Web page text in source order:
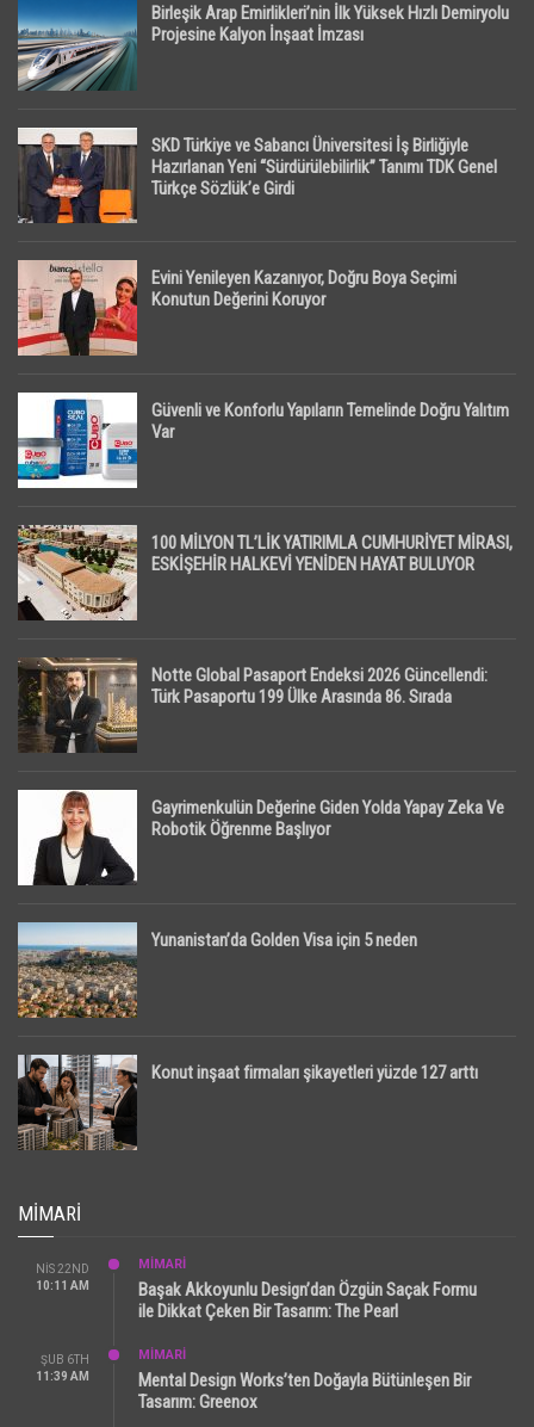
Birleşik Arap Emirlikleri’nin İlk Yüksek Hızlı Demiryolu
Projesine Kalyon İnşaat İmzası
SKD Türkiye ve Sabancı Üniversitesi İş Birliğiyle
Hazırlanan Yeni “Sürdürülebilirlik” Tanımı TDK Genel
Türkçe Sözlük’e Girdi
Evini Yenileyen Kazanıyor, Doğru Boya Seçimi
Konutun Değerini Koruyor
Güvenli ve Konforlu Yapıların Temelinde Doğru Yalıtım
Var
100 MİLYON TL’LİK YATIRIMLA CUMHURİYET MİRASI,
ESKİŞEHİR HALKEVİ YENİDEN HAYAT BULUYOR
Notte Global Pasaport Endeksi 2026 Güncellendi:
Türk Pasaportu 199 Ülke Arasında 86. Sırada
Gayrimenkulün Değerine Giden Yolda Yapay Zeka Ve
Robotik Öğrenme Başlıyor
Yunanistan’da Golden Visa için 5 neden
Konut inşaat firmaları şikayetleri yüzde 127 arttı
MIMARI
NIS 22ND
10:11 AM
MİMARİ
Başak Akkoyunlu Design’dan Özgün Saçak Formu
ile Dikkat Çeken Bir Tasarım: The Pearl
ŞUB 6TH
11:39 AM
MİMARİ
Mental Design Works’ten Doğayla Bütünleşen Bir
Tasarım: Greenox